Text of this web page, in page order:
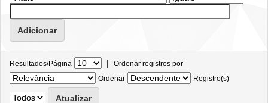
Resultados/Página | Ordenar registros por
Ordenar
Registro(s)